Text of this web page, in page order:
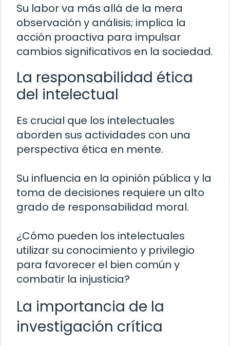
Su labor va más allá de la mera
observación y análisis; implica la
acción proactiva para impulsar
cambios significativos en la sociedad.
La responsabilidad ética
del intelectual
Es crucial que los intelectuales
aborden sus actividades con una
perspectiva ética en mente.
Su influencia en la opinión pública y la
toma de decisiones requiere un alto
grado de responsabilidad moral.
¿Cómo pueden los intelectuales
utilizar su conocimiento y privilegio
para favorecer el bien común y
combatir la injusticia?
La importancia de la
investigación crítica